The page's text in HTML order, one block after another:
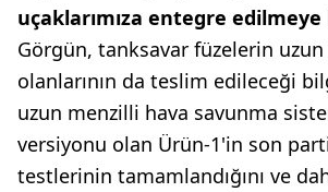
uçaklarımıza entegre
Görgün, tanksavar füzelerin
olanlarının da teslim edileceği
uzun menzilli hava savunma
versiyonu olan Ürün-1'in son
testlerinin tamamlandığını ve